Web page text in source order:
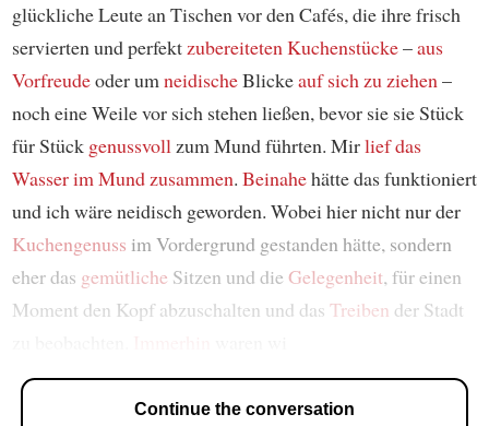
glückliche Leute an Tischen vor den Cafés, die ihre frisch
servierten und perfektzubereitetenKuchenstücke–aus
Vorfreudeoder umneidischeBlickeauf sich zu ziehen–
noch eine Weile vor sich stehen ließen, bevor sie sie Stück
für Stück genussvollzum Mund führten. Mirlief das
Wasser im Mund zusammen. Beinahehätte das funktioniert
und ich wäre neidisch geworden. Wobei hier nicht nur der
Kuchengenuss im Vordergrund gestanden hätte, sondern
eher das gemütliche Sitzen und die Gelegenheit, für einen
Moment den Kopf abzuschalten und das Treiben der Stadt
Continue the conversation